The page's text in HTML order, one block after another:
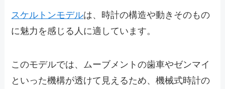
スケルトンモデルは、時計の構造や動きそのもの
に魅力を感じる人に適しています。
このモデルでは、ムーブメントの歯車やゼンマイ
といった機構が透けて見えるため、機械式時計の